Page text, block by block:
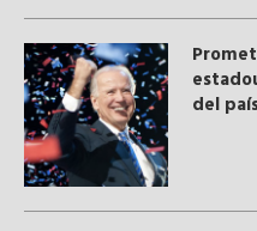
del